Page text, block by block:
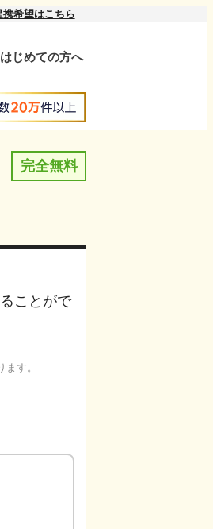
携希望はこちら
はじめての方へ
完全無料
ことがで
す。